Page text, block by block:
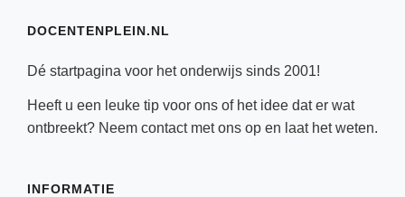
DOCENTENPLEIN.NL
Dé startpagina voor het onderwijs sinds 2001!
Heeft u een leuke tip voor ons of het idee dat er wat
ontbreekt? Neem contactmet ons op en laat het weten.
INFORMATIE